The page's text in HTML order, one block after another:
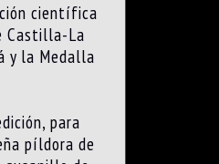
científica
Castilla-La
y la Medalla
para
píldora de